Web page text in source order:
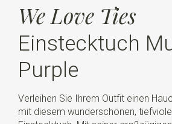
We Love Ties
Einstecktuch
Purple
Verleihen Sie Ihrem Outfit einen
mit diesem wunderschönen,